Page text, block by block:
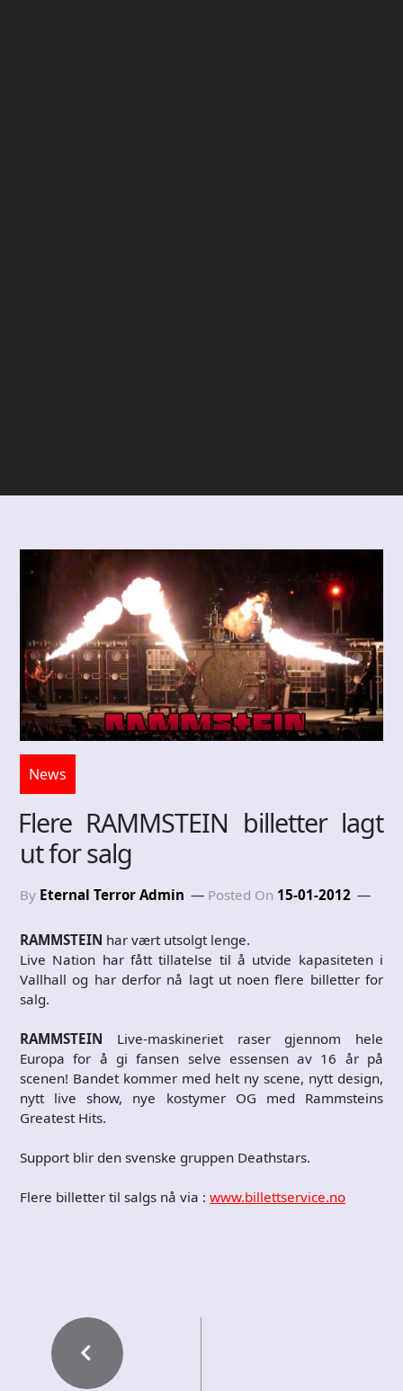
News
Flere RAMMSTEIN billetter lagt
ut for salg
By Eternal Terror Admin Posted On 15-01-2012
RAMMSTEIN har vært utsolgt lenge.
Live Nation har fått tillatelse til å utvide kapasiteten i
Vallhall og har derfor nå lagt ut noen flere billetter for
salg.
RAMMSTEIN Live-maskineriet raser gjennom hele
Europa for å gi fansen selve essensen av 16 år på
scenen! Bandet kommer med helt ny scene, nytt design,
nytt live show, nye kostymer OG med Rammsteins
Greatest Hits.
Support blir den svenske gruppen Deathstars.
Flere billetter til salgs nå via : www.billettservice.no